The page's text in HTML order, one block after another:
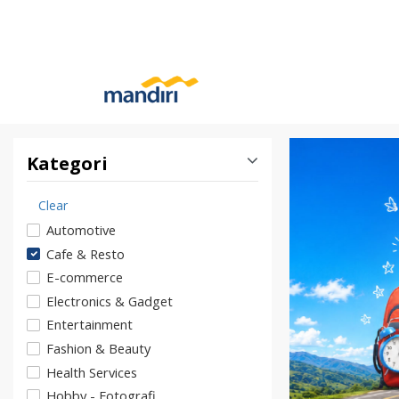
Kategori
Clear
Automotive
Cafe & Resto
E-commerce
Electronics & Gadget
Entertainment
Fashion & Beauty
Health Services